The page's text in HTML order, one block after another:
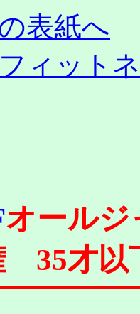
表紙へ
ィット
オールジ
35才以